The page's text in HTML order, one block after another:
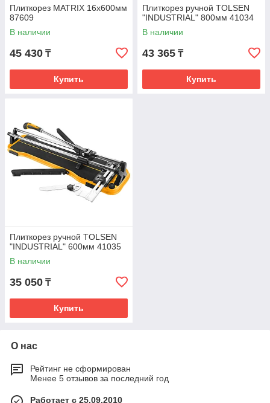
Плиткорез MATRIX 16х600мм
87609
В наличии
45 430 ₸
Купить
Плиткорез ручной TOLSEN
"INDUSTRIAL" 800мм 41034
В наличии
43 365 ₸
Купить
Плиткорез ручной TOLSEN
"INDUSTRIAL" 600мм 41035
В наличии
35 050 ₸
Купить
О нас
Рейтинг не сформирован
Менее 5 отзывов за последний год
Работает с 25.09.2010